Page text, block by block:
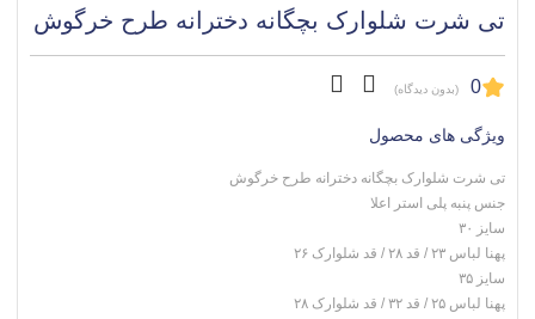
تی شرت شلوارک بچگانه دخترانه طرح خرگوش
0 (بدون دیدگاه)
ویژگی های محصول
تی شرت شلوارک بچگانه دخترانه طرح خرگوش
جنس پنبه پلی استر اعلا
سایز ۳۰
پهنا لباس ۲۳ / قد ۲۸ / قد شلوارک ۲۶
سایز ۳۵
پهنا لباس ۲۵ / قد ۳۲ / قد شلوارک ۲۸